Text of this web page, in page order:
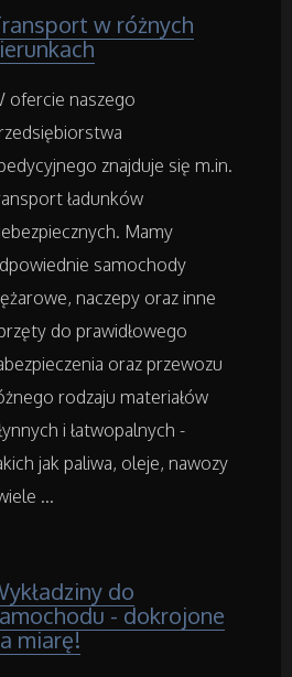
Serwis
Catering
Fotografia
Porady Prawne
Hodowla Zwierząt
Porządkowanie
Opieka
w różnych
ofercie naszego
znajduje się m.in.
ładunków
Mamy
samochody
naczepy oraz inne
do prawidłowego
oraz przewozu
rodzaju materiałów
i łatwopalnych -
jak paliwa, oleje, nawozy
...
do
- dokrojone
miarę!